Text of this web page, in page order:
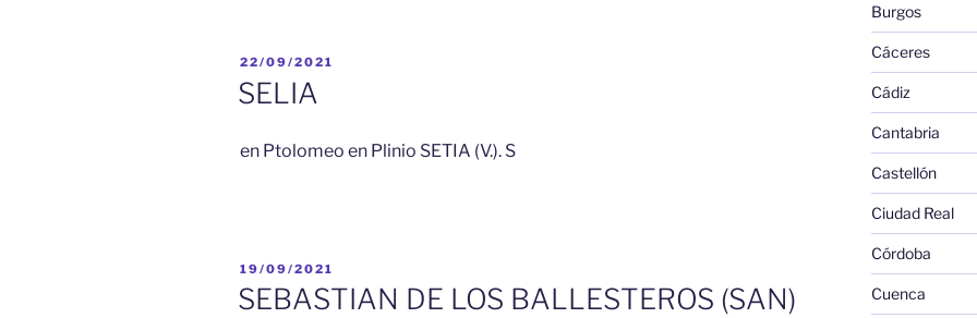
PUBLICADO
EL
22/09/2021
SELIA
en Ptolomeo en Plinio SETIA (V.). S
PUBLICADO
EL
19/09/2021
SEBASTIAN DE LOS BALLESTEROS (SAN)
Burgos
Cáceres
Cádiz
Cantabria
Castellón
Ciudad Real
Córdoba
Cuenca